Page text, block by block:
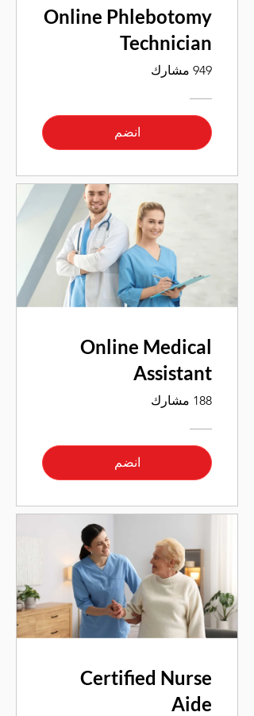
Online Phlebotomy
Technician
949 مشارك
انضم
Online Medical
Assistant
188 مشارك
انضم
Certified Nurse
Aide